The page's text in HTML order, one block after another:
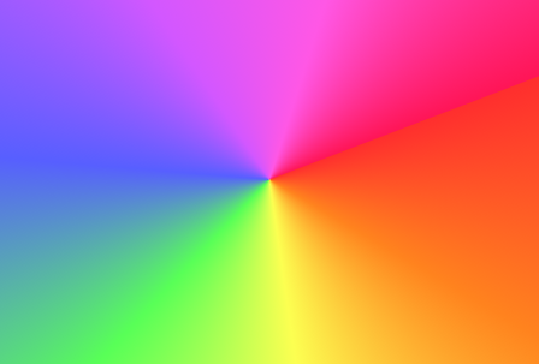
le motivazioni. Inoltre, per ruoli che richiedono forti abilità
di scrittura, una lettera di presentazione ben scritta può
fungere da prova delle proprie competenze.
Settori che valorizzano le lettere di
presentazione